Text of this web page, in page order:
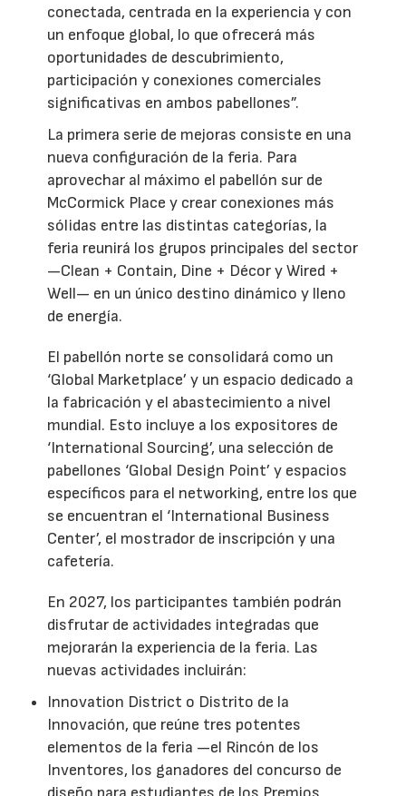
conectada, centrada en la experiencia y con
un enfoque global, lo que ofrecerá más
oportunidades de descubrimiento,
participación y conexiones comerciales
significativas en ambos pabellones”.
La primera serie de mejoras consiste en una
nueva configuración de la feria. Para
aprovechar al máximo el pabellón sur de
McCormick Place y crear conexiones más
sólidas entre las distintas categorías, la
feria reunirá los grupos principales del sector
—Clean + Contain, Dine + Décor y Wired +
Well— en un único destino dinámico y lleno
de energía.
El pabellón norte se consolidará como un
‘Global Marketplace’ y un espacio dedicado a
la fabricación y el abastecimiento a nivel
mundial. Esto incluye a los expositores de
‘International Sourcing’, una selección de
pabellones ‘Global Design Point’ y espacios
específicos para el networking, entre los que
se encuentran el ‘International Business
Center’, el mostrador de inscripción y una
cafetería.
En 2027, los participantes también podrán
disfrutar de actividades integradas que
mejorarán la experiencia de la feria. Las
nuevas actividades incluirán:
Innovation District o Distrito de la
Innovación, que reúne tres potentes
elementos de la feria —el Rincón de los
Inventores, los ganadores del concurso de